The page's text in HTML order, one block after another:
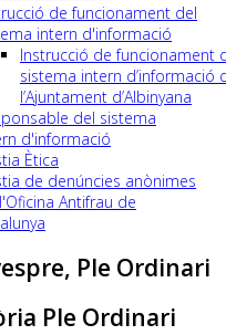
de funcionament del
intern d'informació
Instrucció de funcionament
sistema intern d’informació
l’Ajuntament d’Albinyana
del sistema
d'informació
Ètica
de denúncies anònimes
Antifrau de
Ple Ordinari
Ple Ordinari